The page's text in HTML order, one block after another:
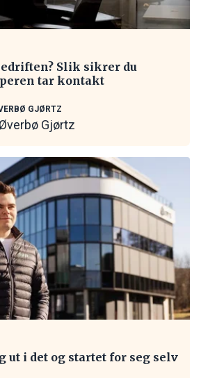
Slik sikrer du
tar kontakt
GJØRTZ
Gjørtz
ut i det og startet for seg selv